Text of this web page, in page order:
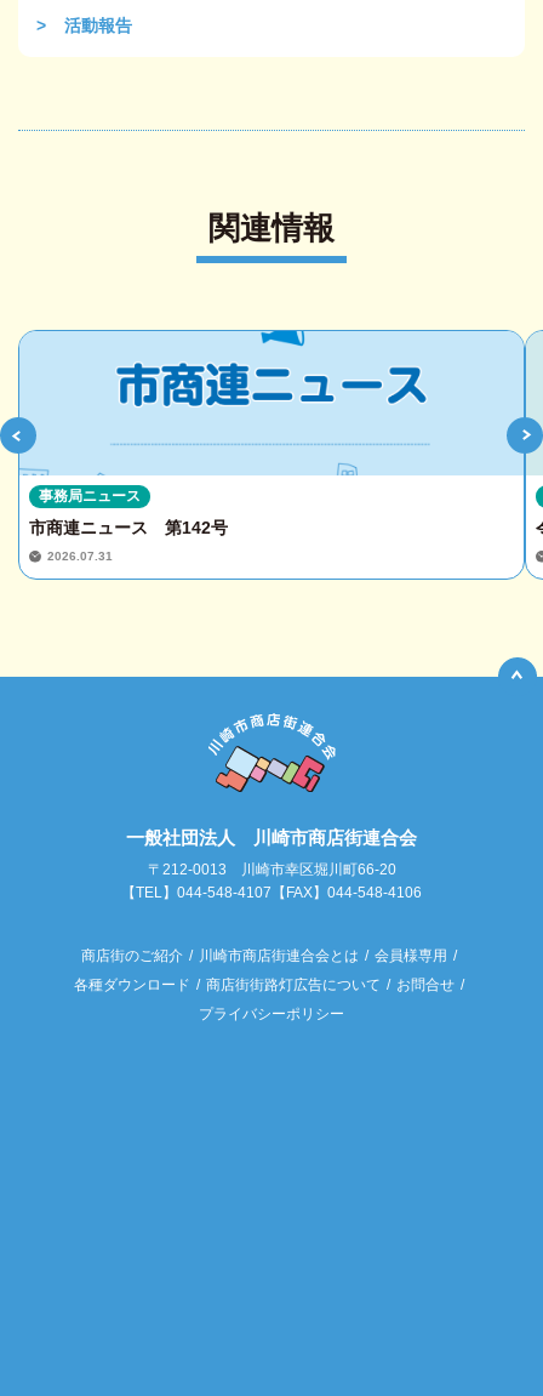
活動報告
関連情報
市商連ニュース 第142号
2026.07.31
事務局ニュース
一般社団法人 川崎市商店街連合会
〒212-0013 川崎市幸区堀川町66-20
【TEL】044-548-4107【FAX】044-548-4106
商店街のご紹介 川崎市商店街連合会とは
会員様専用
各種ダウンロード
商店街街路灯広告について
お問合せ
プライバシーポリシー